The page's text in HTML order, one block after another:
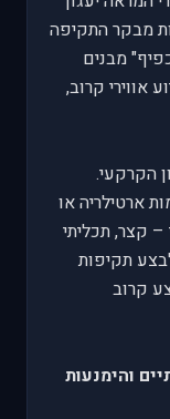
מבקר התקיפה
מבנים
אווירי קרוב,
הקרקעי.
ארטילריה או
קצר, תכליתי
תקיפות
קרוב
והימנעות